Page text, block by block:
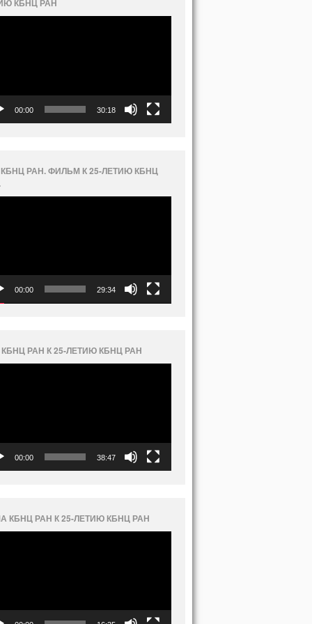
КБНЦ РАН
00:00 30:18
РАН. ФИЛЬМ К 25-ЛЕТИЮ КБНЦ
00:00 29:34
РАН К 25-ЛЕТИЮ КБНЦ РАН
00:00 38:47
КБНЦ РАН К 25-ЛЕТИЮ КБНЦ РАН